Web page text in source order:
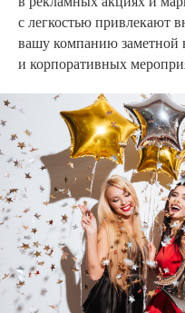
с легкостью привлекают
вашу компанию заметной
и корпоративных